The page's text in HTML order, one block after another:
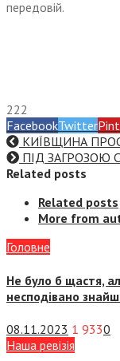
передовій.
222
FacebookTwitter
КИЇВЩИНА
ПІД ЗАГРОЗОЮ
Related posts
Related posts
More from
Головне
Не було б щастя,
несподівано
08.11.2023 1 9330
Наша ревізія